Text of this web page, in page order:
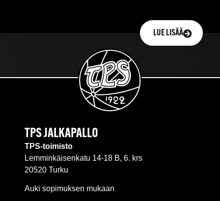
LUE LISÄÄ
TPS JALKAPALLO
TPS-toimisto
Lemminkäisenkatu 14-18 B, 6. krs
20520 Turku
Auki sopimuksen mukaan